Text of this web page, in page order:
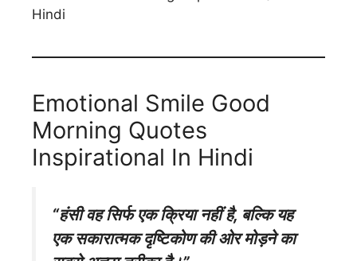
Emotional Smile Good
Morning Quotes
Inspirational In Hindi
“हंसी वह सिर्फ एक क्रिया नहीं है, बल्कि यह
एक सकारात्मक दृष्टिकोण की ओर मोड़ने का